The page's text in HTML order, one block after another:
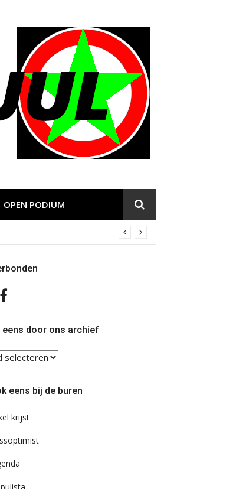
OPEN PODIUM
Facebook
eens door ons archief
eens bij de buren
krijst